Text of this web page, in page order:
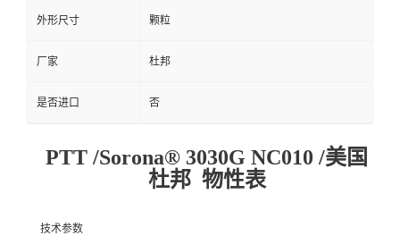
外形尺寸 颗粒
厂家 杜邦
是否进口 否
PTT /Sorona® 3030G NC010 /美国
杜邦 物性表
技术参数